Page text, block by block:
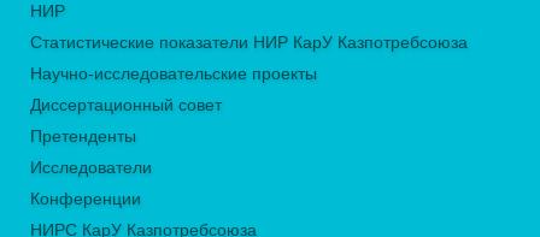
НИР
Статистические показатели НИР КарУ Казпотребсоюза
Научно-исследовательские проекты
Диссертационный совет
Претенденты
Исследователи
Конференции
НИРС КарУ Казпотребсоюза